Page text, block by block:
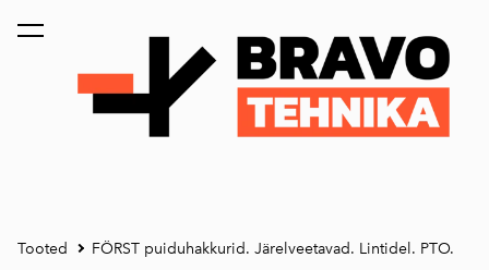
lisati ostukorvi. Vaata ostukorvi
Tooted FÖRST puiduhakkurid. Järelveetavad. Lintidel. PTO.